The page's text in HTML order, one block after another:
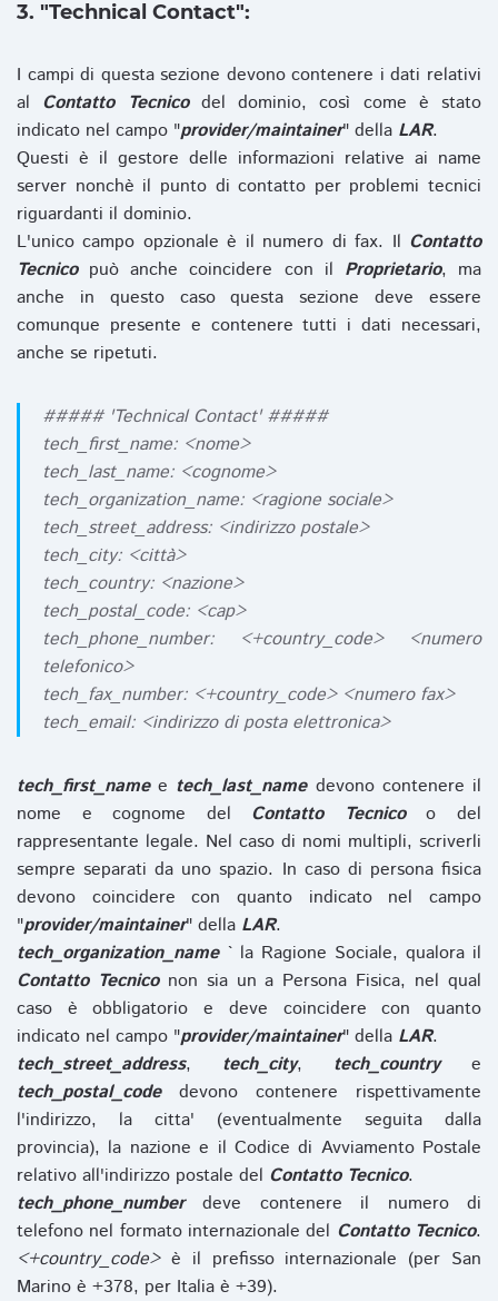
3. "Technical Contact":
I campi di questa sezione devono contenere i dati relativi
al Contatto Tecnicodel dominio, così come è stato
indicato nel campo "provider/maintainer" della LAR.
Questi è il gestore delle informazioni relative ai name
server nonchè il punto di contatto per problemi tecnici
riguardanti il dominio.
L'unico campo opzionale è il numero di fax. Il Contatto
Tecnicopuò anche coincidere con il Proprietario, ma
anche in questo caso questa sezione deve essere
comunque presente e contenere tutti i dati necessari,
anche se ripetuti.
##### 'Technical Contact' #####
tech_first_name: <nome>
tech_last_name: <cognome>
tech_organization_name: <ragione sociale>
tech_street_address: <indirizzo postale>
tech_city: <città>
tech_country: <nazione>
tech_postal_code: <cap>
tech_phone_number: <+country_code> <numero
telefonico>
tech_fax_number: <+country_code> <numero fax>
tech_email: <indirizzo di posta elettronica>
tech_first_namee tech_last_namedevono contenere il
nome e cognome del Contatto Tecnicoo del
rappresentante legale. Nel caso di nomi multipli, scriverli
sempre separati da uno spazio. In caso di persona fisica
devono coincidere con quanto indicato nel campo
"provider/maintainer" della LAR.
tech_organization_name` la Ragione Sociale, qualora il
Contatto Tecniconon sia un a Persona Fisica, nel qual
caso è obbligatorio e deve coincidere con quanto
indicato nel campo "provider/maintainer" della LAR.
tech_street_address, tech_city, tech_countrye
tech_postal_codedevono contenere rispettivamente
l'indirizzo, la citta' (eventualmente seguita dalla
provincia), la nazione e il Codice di Avviamento Postale
relativo all'indirizzo postale del Contatto Tecnico.
tech_phone_numberdeve contenere il numero di
telefono nel formato internazionale del Contatto Tecnico.
<+country_code>è il prefisso internazionale (per San
Marino è +378, per Italia è +39).